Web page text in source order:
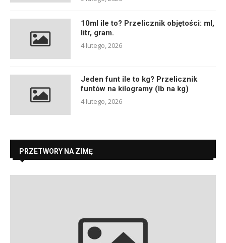
10ml ile to? Przelicznik objętości: ml,
litr, gram.
4 lutego, 2026
Jeden funt ile to kg? Przelicznik
funtów na kilogramy (lb na kg)
4 lutego, 2026
PRZETWORY NA ZIMĘ